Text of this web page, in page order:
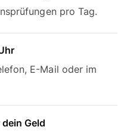
pro Tag.
E-Mail oder im
Geld